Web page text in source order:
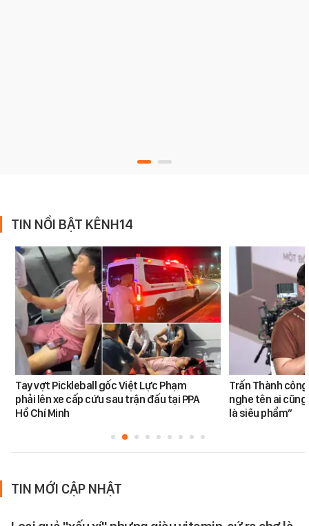
TIN NỔI BẬT KÊNH14
Tay vợt Pickleball gốc Việt Lực Phạm
phải lên xe cấp cứu sau trận đấu tại PPA
Hồ Chí Minh
Trấn Thành
nghe tên ai
là siêu phẩm”
TIN MỚI CẬP NHẬT